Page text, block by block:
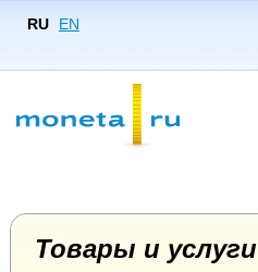
RU EN
Товары и услуги